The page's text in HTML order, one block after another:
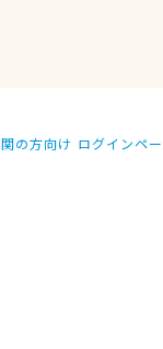
の方向け ログインペ